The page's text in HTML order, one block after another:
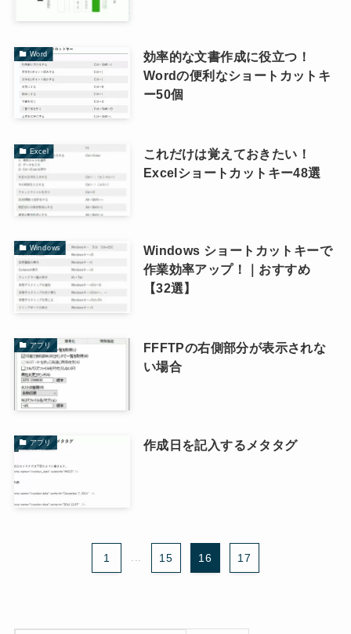
Word
効率的な文書作成に役立つ！
Wordの便利なショートカットキ
ー50個
Excel
これだけは覚えておきたい！
Excelショートカットキー48選
Windows
Windows ショートカットキーで
作業効率アップ！｜おすすめ
【32選】
アプリ
FFFTPの右側部分が表示されな
い場合
アプリ 作成日を記入するメタタグ
1 ... 15 16 17